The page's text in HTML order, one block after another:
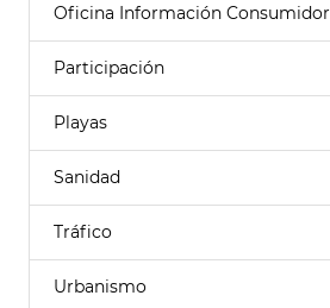
Oficina Información Consumidor
Participación
Playas
Sanidad
Tráfico
Urbanismo